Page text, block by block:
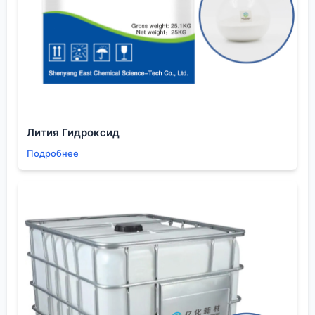
же серьезном разговоре, а не после согласования
Практический совет: всегда просите разбить
стоимость в предложении (коммерческом оффере)
?спрятана? лишняя наценка и на чем можно
торговаться. Иногда поставщик готов снизить
Качество: как проверить, не выезжая в Китай
Сертификат анализа (СОА) — это must-have. Но
его можно подделать или взять ?усредненный? с
предыдущей партии. Наш протокол: мы
прописываем в контракте право на независимый
отбор проб в порту отгрузки силами
Лития Гидроксид
Подробнее